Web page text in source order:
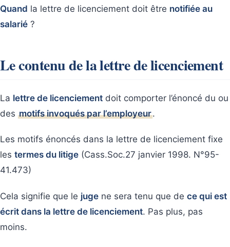
Quand la lettre de licenciement doit être notifiée au
salarié ?
Le contenu de la lettre de licenciement
La lettre de licenciement doit comporter l’énoncé du ou
des motifs invoqués par l’employeur.
Les motifs énoncés dans la lettre de licenciement fixe
les termes du litige (Cass.Soc.27 janvier 1998. N°95-
41.473)
Cela signifie que le juge ne sera tenu que de ce qui est
écrit dans la lettre de licenciement. Pas plus, pas
moins.